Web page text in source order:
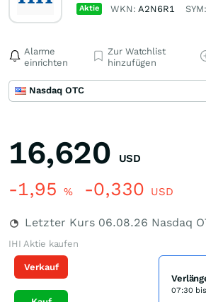
Aktie WKN:A2N6R1 SYM:
Alarme
einrichten
Zur Watchlist
hinzufügen
Nasdaq OTC
16,620 USD
-1,95 % -0,330 USD
Letzter Kurs 06.08.26 Nasdaq
IHI Aktie kaufen
Verkauf
07:30